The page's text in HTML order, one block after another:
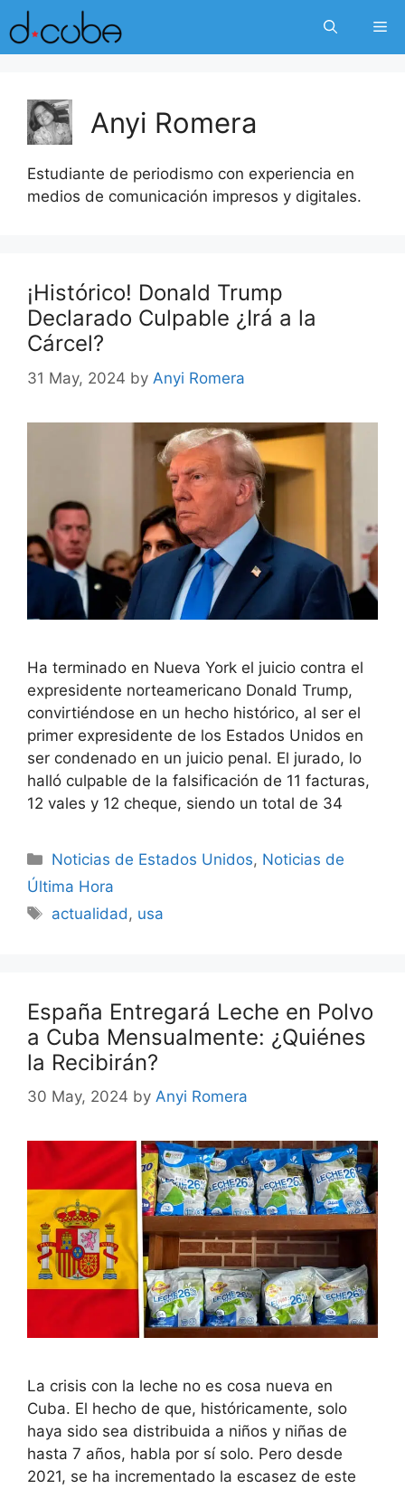
Skip
to
content
Anyi Romera
Estudiante de periodismo con experiencia en
medios de comunicación impresos y digitales.
¡Histórico! Donald Trump
Declarado Culpable ¿Irá a la
Cárcel?
31 May, 2024 by Anyi Romera
Ha terminado en Nueva York el juicio contra el
expresidente norteamericano Donald Trump,
convirtiéndose en un hecho histórico, al ser el
primer expresidente de los Estados Unidos en
ser condenado en un juicio penal. El jurado, lo
halló culpable de la falsificación de 11 facturas,
12 vales y 12 cheque, siendo un total de 34
Categories
Noticias de Estados Unidos, Noticias de
Última Hora
Tags
actualidad , usa
España Entregará Leche en Polvo
a Cuba Mensualmente: ¿Quiénes
la Recibirán?
30 May, 2024 by Anyi Romera
La crisis con la leche no es cosa nueva en
Cuba. El hecho de que, históricamente, solo
haya sido sea distribuida a niños y niñas de
hasta 7 años, habla por sí solo. Pero desde
2021, se ha incrementado la escasez de este